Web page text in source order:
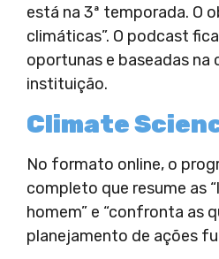
está na 3ª temporada. O
climáticas”. O podcast
oportunas e baseadas na
instituição.
Climate
No formato online, o
completo que resume as
homem” e “confronta as
planejamento de ações